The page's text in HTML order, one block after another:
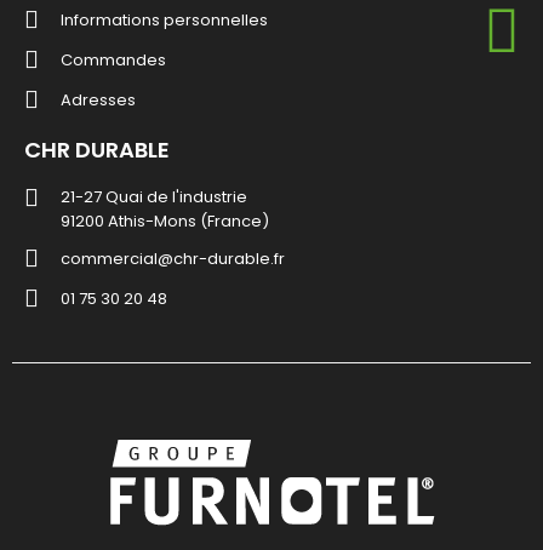
Informations personnelles
Commandes
Adresses
CHR DURABLE
21-27 Quai de l'industrie
91200 Athis-Mons (France)
commercial@chr-durable.fr
01 75 30 20 48